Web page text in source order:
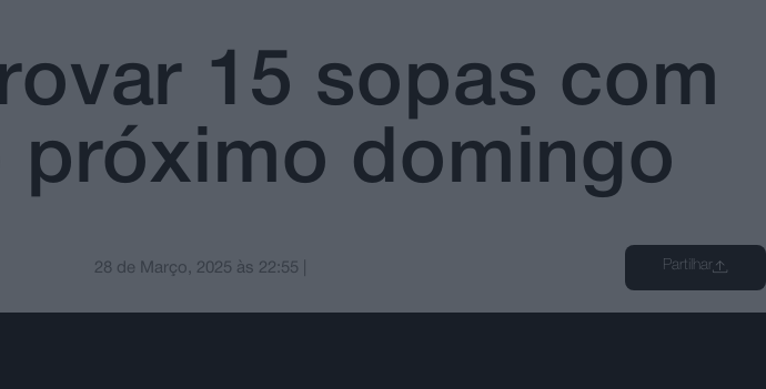
15 sopas com
próximo domingo
28 de Março, 2025 às 22:55 Partilhar